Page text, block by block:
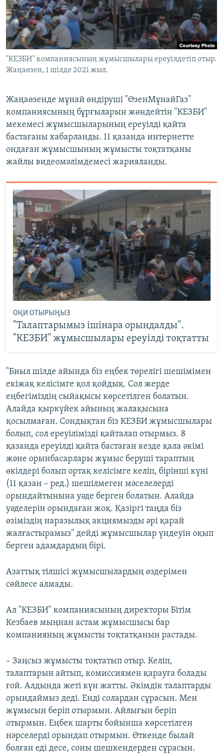
ЖАЗЫЛЫҢЫЗ
Басқа тілдерде
"КЕЗБИ" компаниясының жұмысшылары ереуілдетіп отыр.
Жаңаөзен, 1 шілде 2021 жыл.
Жаңаөзенде мұнай өндіруші "ӨзенМұнайГаз"
компаниясының бұрғыларын жөндейтін "КЕЗБИ"
мекемесі жұмысшыларының ереуілді қайта
бастағаны хабарланды. 11 қазанда интернетте
ондаған жұмысшының жұмысты тоқтатқаны
жайлы видеомәлімдемесі жарияланды.
ОҚИ ОТЫРЫҢЫЗ
"Талаптарымыз ішінара орындалды".
"КЕЗБИ" жұмысшылары ереуілді тоқтатты
"Биыл шілде айында біз еңбек төрелігі шешімімен
екіжақ келісімге қол қойдық. Сол жерде
еңбегіміздің сыйақысы көрсетілген болатын.
Алайда қыркүйек айының жалақысына
қосылмаған. Сондықтан біз КЕЗБИ жұмысшылары
болып, сол ереуілімізді қайталап отырмыз. 8
қазанда ереуілді қайта бастаған кезде қала әкімі
және орынбасарлары жұмыс беруші тараптың
өкілдері болып ортақ келісімге келіп, бірінші күні
(11 қазан – ред.) шешілмеген мәселелерді
орындайтынына уәде берген болатын. Алайда
уәделерін орындаған жоқ. Қазіргі таңда біз
өзіміздің наразылық акциямызды әрі қарай
жалғастырамыз" дейді жұмысшылар үндеуін оқып
берген адамдардың бірі.
Азаттық тілшісі жұмысшылардың өздерімен
сөйлесе алмады.
Ал "КЕЗБИ" компаниясының директоры Бітім
Кезбаев мыңнан астам жұмысшысы бар
компанияның жұмысты тоқтатқанын растады.
– Заңсыз жұмысты тоқтатып отыр. Келіп,
талаптарын айтып, комиссиямен қарауға болады
ғой. Алдында жеті күн жатты. Әкімдік талаптарды
орындаймыз деді. Енді солардан сұрасын. Мен
жұмысын беріп отырмын. Айлығын беріп
отырмын. Еңбек шарты бойынша көрсетілген
нәрселерді орындап отырмын. Өткенде былай
болған еді десе, соны шешкендерден сұрасын.